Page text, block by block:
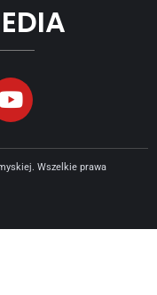
Wszelkie prawa